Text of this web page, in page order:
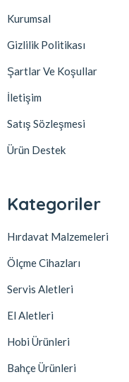
Kurumsal
Gizlilik Politikası
Şartlar Ve Koşullar
İletişim
Satış Sözleşmesi
Ürün Destek
Kategoriler
Hırdavat Malzemeleri
Ölçme Cihazları
Servis Aletleri
El Aletleri
Hobi Ürünleri
Bahçe Ürünleri